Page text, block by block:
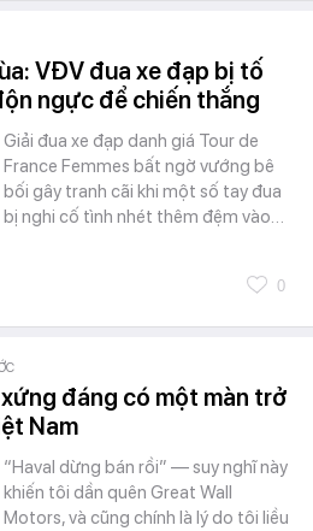
VĐV đua xe đạp bị tố
ngực để chiến thắng
Giải đua xe đạp danh giá Tour de
France Femmes bất ngờ vướng bê
bối gây tranh cãi khi một số tay đua
bị nghi cố tình nhét thêm đệm vào…
0
đáng có một màn trở
Nam
“Haval dừng bán rồi” — suy nghĩ này
khiến tôi dần quên Great Wall
Motors, và cũng chính là lý do tôi liều